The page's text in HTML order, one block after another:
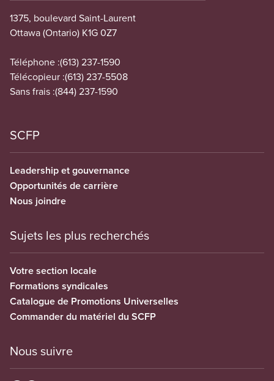
1375, boulevard Saint-Laurent
Ottawa (Ontario) K1G 0Z7
Téléphone :(613) 237-1590
Télécopieur :(613) 237-5508
Sans frais :(844) 237-1590
SCFP
Leadership et gouvernance
Opportunités de carrière
Nous joindre
Sujets les plus recherchés
Votre section locale
Formations syndicales
Catalogue de Promotions Universelles
Commander du matériel du SCFP
Nous suivre